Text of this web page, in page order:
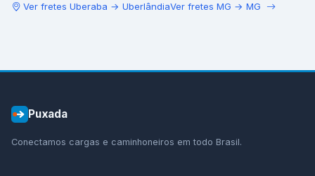
Ver fretes Uberaba → UberlândiaVer fretes MG → MG
Puxada
Conectamos cargas e caminhoneiros em todo Brasil.